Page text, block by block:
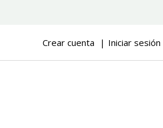
Crear cuenta Iniciar sesión